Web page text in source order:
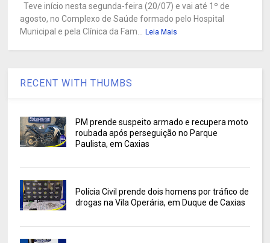
Teve início nesta segunda-feira (20/07) e vai até 1º de
agosto, no Complexo de Saúde formado pelo Hospital
Municipal e pela Clínica da Fam...
Leia Mais
RECENT WITH THUMBS
PM prende suspeito armado e recupera moto
roubada após perseguição no Parque
Paulista, em Caxias
Polícia Civil prende dois homens por tráfico de
drogas na Vila Operária, em Duque de Caxias